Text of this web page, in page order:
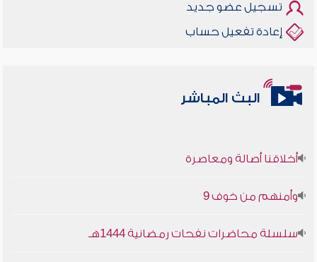
تسجيل عضو جديد
إعادة تفعيل حساب
البث المباشر
أخلاقنا أصالة ومعاصرة
وأمنهم من خوف 9
سلسلة محاضرات نفحات رمضانية 1444هـ